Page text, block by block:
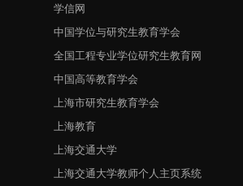
学信网
中国学位与研究生教育学会
全国工程专业学位研究生教育网
中国高等教育学会
上海市研究生教育学会
上海教育
上海交通大学
上海交通大学教师个人主页系统